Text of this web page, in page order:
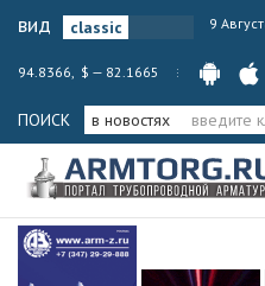
вид 9
94.8366, $ — 82.1665
ПОИСК в новостях